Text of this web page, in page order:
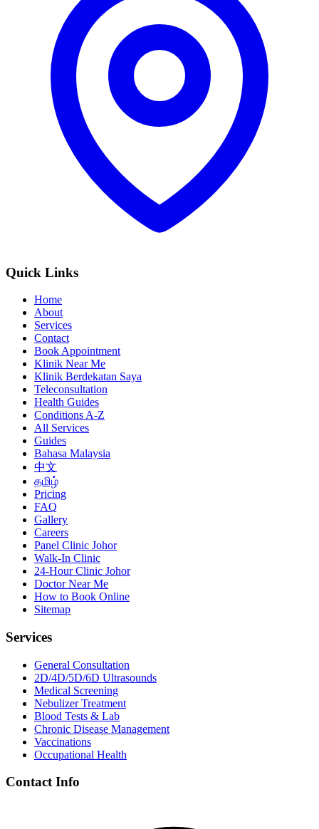
Quick Links
Home
About
Services
Contact
Book Appointment
Klinik Near Me
Klinik Berdekatan Saya
Teleconsultation
Health Guides
Conditions A-Z
All Services
Guides
Bahasa Malaysia
中文
தமிழ்
Pricing
FAQ
Gallery
Careers
Panel Clinic Johor
Walk-In Clinic
24-Hour Clinic Johor
Doctor Near Me
How to Book Online
Sitemap
Services
General Consultation
2D/4D/5D/6D Ultrasounds
Medical Screening
Nebulizer Treatment
Blood Tests & Lab
Chronic Disease Management
Vaccinations
Occupational Health
Contact Info